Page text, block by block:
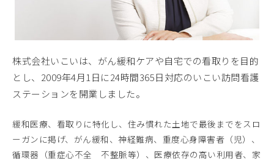
株式会社いこいは、がん緩和ケアや自宅での看取りを目的
とし、2009年4月1日に24時間365日対応のいこい訪問看護
ステーションを開業しました。
緩和医療、看取りに特化し、住み慣れた土地で最後までをスロ
ーガンに掲げ、がん緩和、神経難病、重度心身障害者（児）、
循環器（重症心不全 不整脈等）、医療依存の高い利用者、家